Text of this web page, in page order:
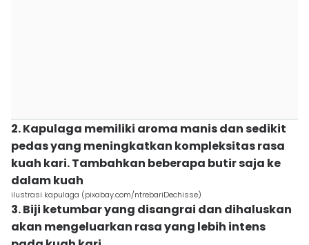
2. Kapulaga memiliki aroma manis dan sedikit
pedas yang meningkatkan kompleksitas rasa
kuah kari. Tambahkan beberapa butir saja ke
dalam kuah
ilustrasi kapulaga (pixabay.com/ntrebariDechisse)
3. Biji ketumbar yang disangrai dan dihaluskan
akan mengeluarkan rasa yang lebih intens